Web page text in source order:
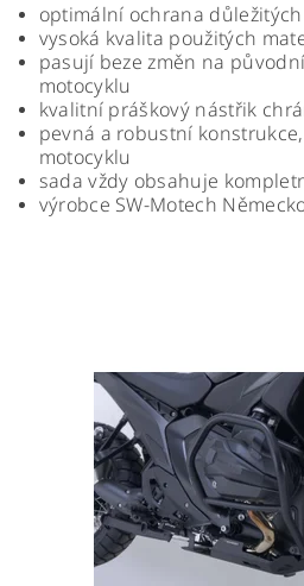
optimální ochrana
vysoká kvalita použitých
pasují beze změn na
motocyklu
kvalitní práškový nástřik
pevná a robustní
motocyklu
sada vždy obsahuje
výrobce SW-Motech